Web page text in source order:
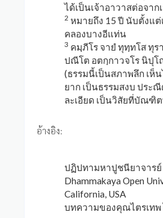
ได้เป็นเจ้าอาวาสต่อจาก
2 หมายถึง 15 ปี นับตั้งแ
คลองบางอีแท่น
3 คมฺภีโร จายํ ทุทฺทโส ทุร
ปณีโต อตกฺกาวจโร นิปุ
(ธรรมนี้เป็นสภาพลึก เห็
ยาก เป็นธรรมสงบ ประ
ละเอียด เป็นวิสัยที่บัณฑิต
อ้างอิง:
ปฏิปทามหาปูชนียาจารย์
Dhammakaya Open
California, USA
บทความของคุณไตรเทพ